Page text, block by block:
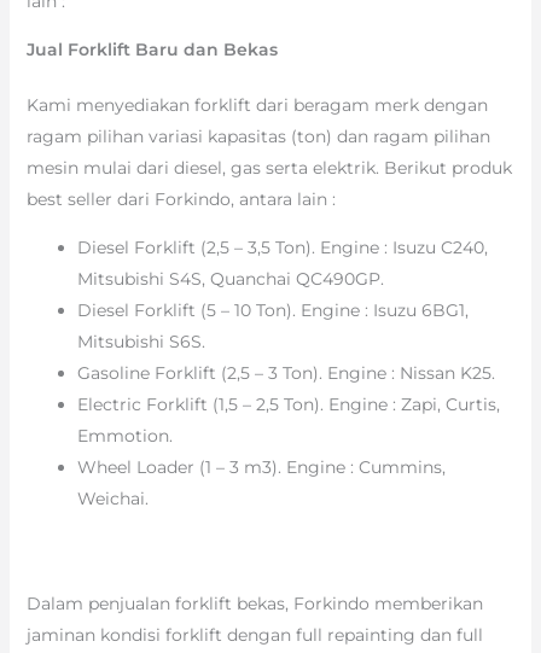
Jual Forklift Baru dan Bekas
Kami menyediakan forklift dari beragam merk dengan
ragam pilihan variasi kapasitas (ton) dan ragam pilihan
mesin mulai dari diesel, gas serta elektrik. Berikut produk
best seller dari Forkindo, antara lain :
Diesel Forklift (2,5 – 3,5 Ton). Engine : Isuzu C240,
Mitsubishi S4S, Quanchai QC490GP.
Diesel Forklift (5 – 10 Ton). Engine : Isuzu 6BG1,
Mitsubishi S6S.
Gasoline Forklift (2,5 – 3 Ton). Engine : Nissan K25.
Electric Forklift (1,5 – 2,5 Ton). Engine : Zapi, Curtis,
Emmotion.
Wheel Loader (1 – 3 m3). Engine : Cummins,
Weichai.
Dalam penjualan forklift bekas, Forkindo memberikan
jaminan kondisi forklift dengan full repainting dan full